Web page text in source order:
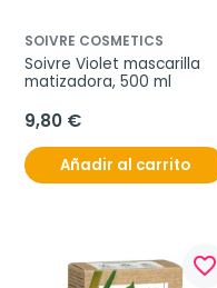
SOIVRE COSMETICS
Soivre Violet mascarilla
matizadora, 500 ml
9,80 €
Añadir al carrito
favorite_border